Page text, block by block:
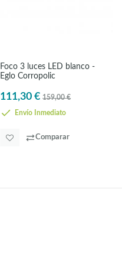
Foco 3 luces LED blanco -
Eglo Corropolic
111,30 € 159,00 €
Envío Inmediato
Comparar